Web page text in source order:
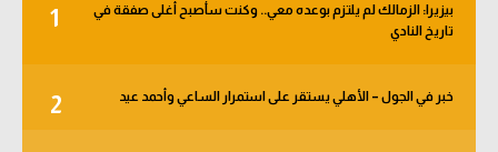
1
بيزيرا: الزمالك لم يلتزم بوعده معي.. وكنت سأصبح أغلى صفقة في
تاريخ النادي
2 خبر في الجول – الأهلي يستقر على استمرار الساعي وأحمد عيد